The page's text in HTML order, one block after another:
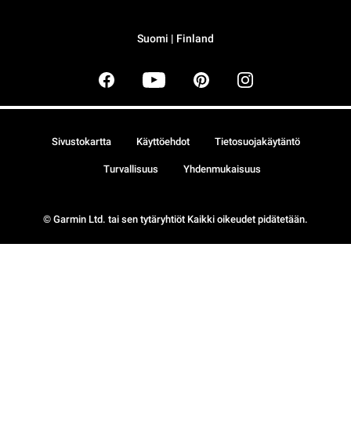
Suomi | Finland
© Garmin Ltd. tai sen tytäryhtiöt Kaikki oikeudet pidätetään.
Sivustokartta Käyttöehdot Tietosuojakäytäntö
Turvallisuus Yhdenmukaisuus